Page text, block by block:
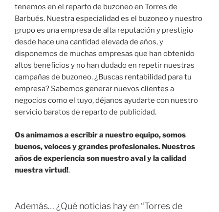
tenemos en el reparto de buzoneo en Torres de
Barbués. Nuestra especialidad es el buzoneo y nuestro
grupo es una empresa de alta reputación y prestigio
desde hace una cantidad elevada de años, y
disponemos de muchas empresas que han obtenido
altos beneficios y no han dudado en repetir nuestras
campañas de buzoneo. ¿Buscas rentabilidad para tu
empresa? Sabemos generar nuevos clientes a
negocios como el tuyo, déjanos ayudarte con nuestro
servicio baratos de reparto de publicidad.
Os animamos a escribir a nuestro equipo, somos
buenos, veloces y grandes profesionales. Nuestros
años de experiencia son nuestro aval y la calidad
nuestra virtud!.
Además… ¿Qué noticias hay en “Torres de